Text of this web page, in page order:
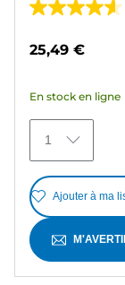
4.6
5
5
avis
25,49 €
En stock en ligne
1
Ajouter à ma